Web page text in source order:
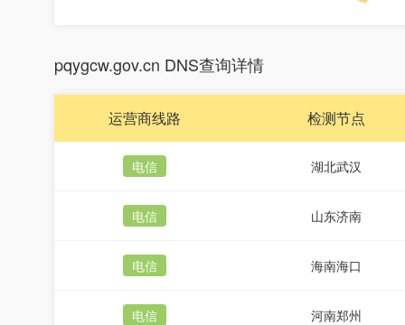
pqygcw.gov.cn DNS查询详情
运营商线路 检测节点
电信 湖北武汉
电信 山东济南
电信 海南海口
电信 河南郑州